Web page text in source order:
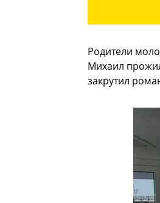
Родители
Михаил
закрутил